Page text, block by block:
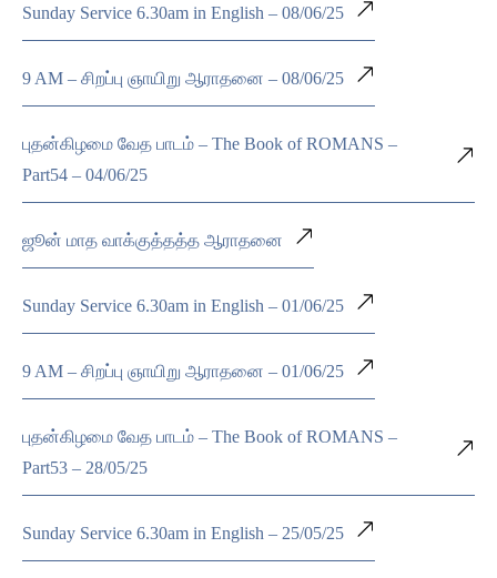
Sunday Service 6.30am in English – 08/06/25
9 AM – சிறப்பு ஞாயிறு ஆராதனை – 08/06/25
புதன்கிழமை வேத பாடம் – The Book of ROMANS –
Part54 – 04/06/25
ஜூன் மாத வாக்குத்தத்த ஆராதனை
Sunday Service 6.30am in English – 01/06/25
9 AM – சிறப்பு ஞாயிறு ஆராதனை – 01/06/25
புதன்கிழமை வேத பாடம் – The Book of ROMANS –
Part53 – 28/05/25
Sunday Service 6.30am in English – 25/05/25